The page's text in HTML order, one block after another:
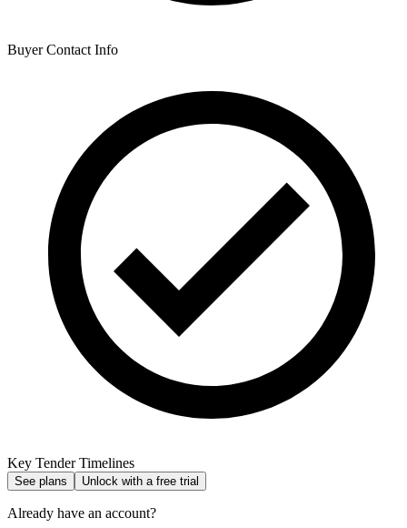
Buyer Contact Info
Key Tender Timelines
See plans Unlock with a free trial
Already have an account?